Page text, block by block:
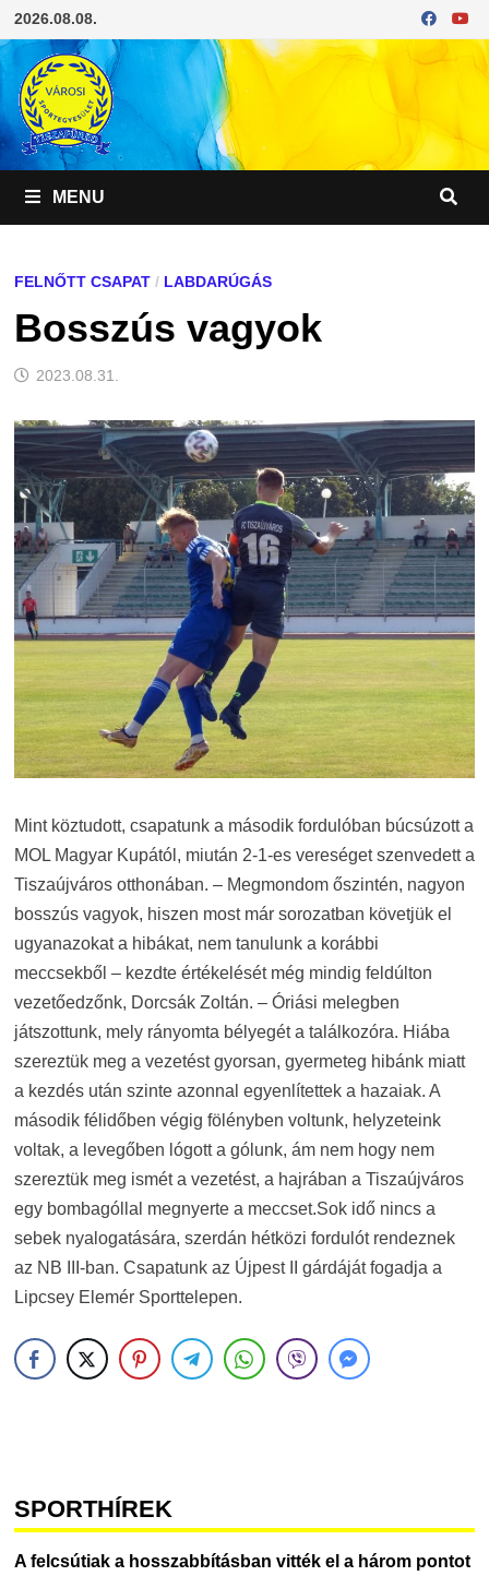
Skip
to
content
2026.08.08.
MENU
FELNŐTT CSAPAT/ LABDARÚGÁS
Bosszús vagyok
2023.08.31.
Mint köztudott, csapatunk a második fordulóban búcsúzott a
MOL Magyar Kupától, miután 2-1-es vereséget szenvedett a
Tiszaújváros otthonában. – Megmondom őszintén, nagyon
bosszús vagyok, hiszen most már sorozatban követjük el
ugyanazokat a hibákat, nem tanulunk a korábbi
meccsekből – kezdte értékelését még mindig feldúlton
vezetőedzőnk, Dorcsák Zoltán. – Óriási melegben
játszottunk, mely rányomta bélyegét a találkozóra. Hiába
szereztük meg a vezetést gyorsan, gyermeteg hibánk miatt
a kezdés után szinte azonnal egyenlítettek a hazaiak. A
második félidőben végig fölényben voltunk, helyzeteink
voltak, a levegőben lógott a gólunk, ám nem hogy nem
szereztük meg ismét a vezetést, a hajrában a Tiszaújváros
egy bombagóllal megnyerte a meccset.Sok idő nincs a
sebek nyalogatására, szerdán hétközi fordulót rendeznek
az NB III-ban. Csapatunk az Újpest II gárdáját fogadja a
Lipcsey Elemér Sporttelepen.
SPORTHÍREK
A felcsútiak a hosszabbításban vitték el a három pontot